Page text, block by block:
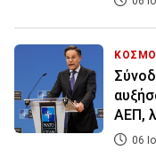
ΑΕΠ,
06